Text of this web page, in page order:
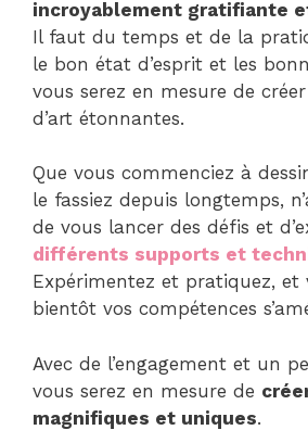
incroyablement gratifiante
Il faut du temps et de la
le bon état d’esprit et les
vous serez en mesure de
d’art étonnantes.
Que vous commenciez à
le fassiez depuis longtemps,
de vous lancer des défis et
différents supports et
Expérimentez et pratiquez, et
bientôt vos compétences
Avec de l’engagement et un
vous serez en mesure de
magnifiques et uniques.